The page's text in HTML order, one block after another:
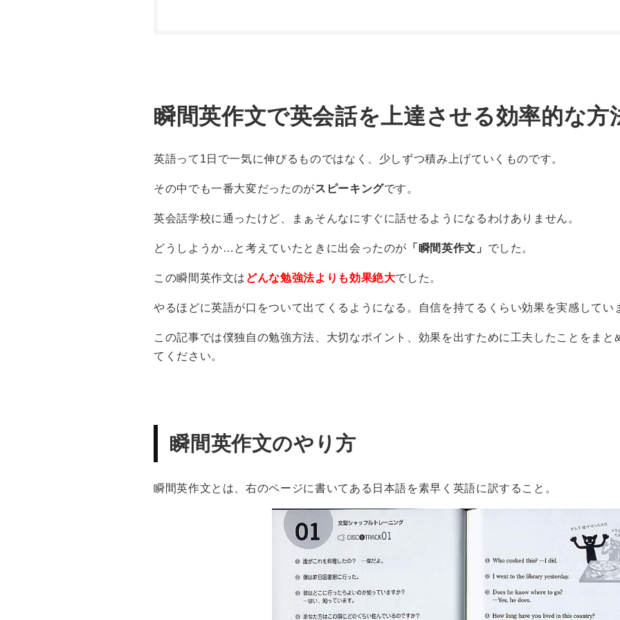
瞬間英作文で英会話を上達させる効率的な方
英語って1日で一気に伸びるものではなく、少しずつ積み上げていくものです。
その中でも一番大変だったのがスピーキングです。
英会話学校に通ったけど、まぁそんなにすぐに話せるようになるわけありません。
どうしようか…と考えていたときに出会ったのが 「瞬間英作文」 でした。
この瞬間英作文は どんな勉強法よりも効果絶大でした。
やるほどに英語が口をついて出てくるようになる。自信を持てるくらい効果を実感してい
この記事では僕独自の勉強方法、大切なポイント、効果を出すために工夫したことをまと
てください。
瞬間英作文のやり方
瞬間英作文とは、右のページに書いてある日本語を素早く英語に訳すること。